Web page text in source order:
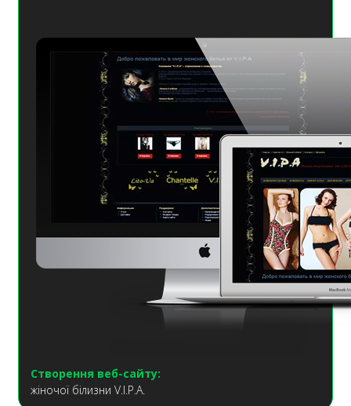
Створення веб-сайту:
жіночої білизни V.I.P.A.